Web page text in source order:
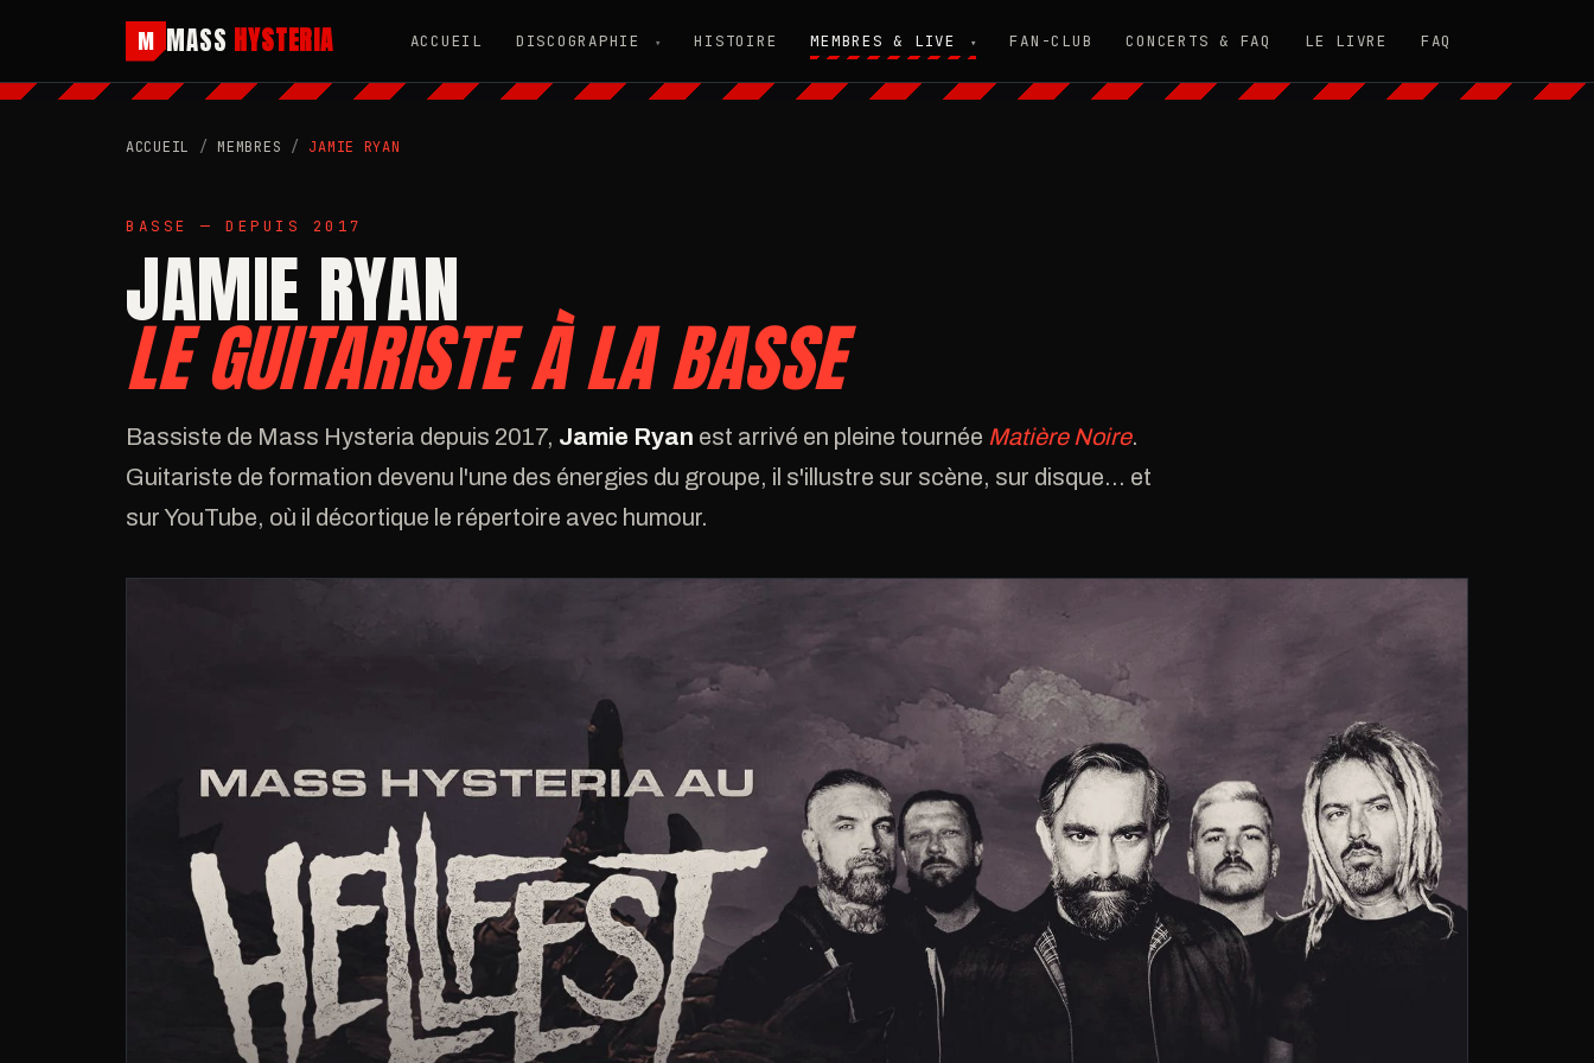
M MASS HYSTERIA ACCUEIL DISCOGRAPHIE ▾ HISTOIRE MEMBRES & LIVE ▾ FAN-CLUB CONCERTS & FAQ LE LIVRE FAQ
ACCUEIL / MEMBRES / JAMIE RYAN
BASSE — DEPUIS 2017
JAMIE RYAN
LE GUITARISTE À LA BASSE
Bassiste de Mass Hysteria depuis 2017, Jamie Ryan est arrivé en pleine tournée Matière Noire.
Guitariste de formation devenu l'une des énergies du groupe, il s'illustre sur scène, sur disque… et
sur YouTube, où il décortique le répertoire avec humour.